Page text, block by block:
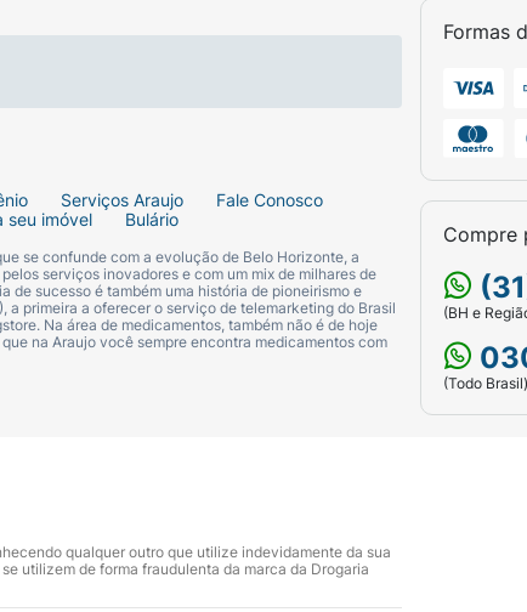
Serviços Araujo
Fale Conosco
seu imóvel Bulário
se confunde com a evolução de Belo Horizonte, a
serviços inovadores e com um mix de milhares de
de sucesso é também uma história de pioneirismo e
primeira a oferecer o serviço de telemarketing do Brasil
Na área de medicamentos, também não é de hoje
na Araujo você sempre encontra medicamentos com
Formas
Compre
(BH e
(Todo
qualquer outro que utilize indevidamente da sua
utilizem de forma fraudulenta da marca da Drogaria